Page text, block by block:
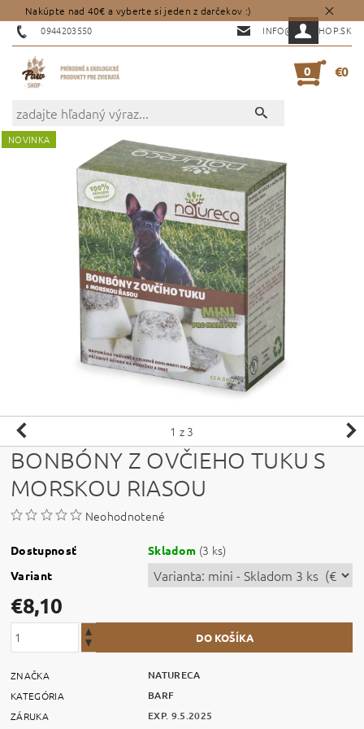
Nakúpte nad 40€ a vyberte si jeden z darčekov :)
0944203550
INFO@PAWSHOP.SK
0 €0
NOVINKA
1 z 3
BONBÓNY Z OVČIEHO TUKU S
MORSKOU RIASOU
Neohodnotené
Dostupnosť Skladom (3 ks)
Variant
€8,10
ZNAČKA NATURECA
KATEGÓRIA BARF
ZÁRUKA EXP. 9.5.2025